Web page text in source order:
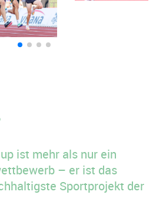
ist mehr als nur ein
– er ist das
Sportprojekt der